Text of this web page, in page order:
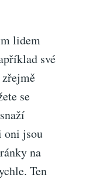
lidem
své
se
oni jsou
na
. Ten